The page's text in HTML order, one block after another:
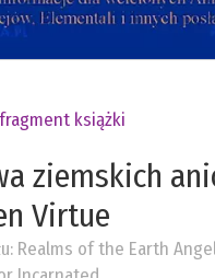
książki
ziemskich
Virtue
Realms of the Earth